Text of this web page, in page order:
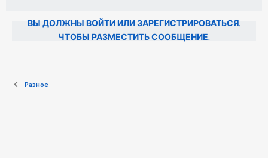
ВЫ ДОЛЖНЫ ВОЙТИ ИЛИ ЗАРЕГИСТРИРОВАТЬСЯ,
ЧТОБЫ РАЗМЕСТИТЬ СООБЩЕНИЕ.
Разное